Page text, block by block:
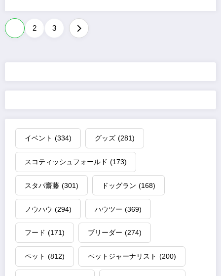
投
ペ
ー
ジ
送
り
2 3
イベント (334) グッズ (281)
スコティッシュフォールド (173)
スタパ齋藤 (301) ドッグラン (168)
ノウハウ (294) ハウツー (369)
フード (171) ブリーダー (274)
ペット (812) ペットジャーナリスト (200)